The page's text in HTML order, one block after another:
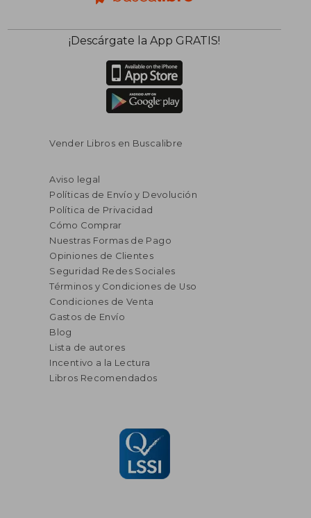
¡Descárgate la App GRATIS!
Vender Libros en Buscalibre
Aviso legal
Políticas de Envío y Devolución
Política de Privacidad
Cómo Comprar
Nuestras Formas de Pago
Opiniones de Clientes
Seguridad Redes Sociales
Términos y Condiciones de Uso
Condiciones de Venta
Gastos de Envío
Blog
Lista de autores
Incentivo a la Lectura
Libros Recomendados